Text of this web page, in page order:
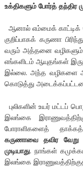
உக்திகளும் போர்த் தந்திர
ஆனால் எம்மைக் காட்டிக்
குறிப்பாகக் கருணா
வரும் அத்தனை வழிகளும்
எங்களிடம் ஆயுதங்கள்
இல்லை. அந்த வழிகளை
கொடுத்து
புலிகளின் உயர் மட்டப்
இலங்கை
போராளிகளைத்
கருணாவை தவிர வேறு
முடியாது. நாங்கள்
இலங்கை